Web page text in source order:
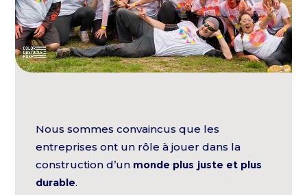
Nous sommes convaincus que les
entreprises ont un rôle à jouer dans la
construction d’un monde plus juste et plus
durable.